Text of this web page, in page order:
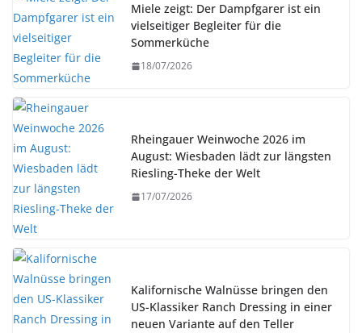
Miele zeigt: Der Dampfgarer ist ein
vielseitiger Begleiter für die
Sommerküche
18/07/2026
Rheingauer Weinwoche 2026 im
August: Wiesbaden lädt zur längsten
Riesling-Theke der Welt
17/07/2026
Kalifornische Walnüsse bringen den
US-Klassiker Ranch Dressing in einer
neuen Variante auf den Teller